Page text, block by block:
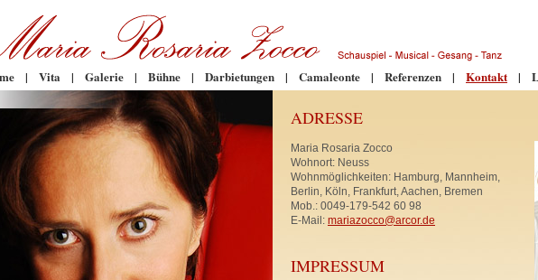
| Vita | Galerie | Bühne | Darbietungen | Camaleonte | Referenzen | Kontakt |
ADRESSE
Maria Rosaria Zocco
Wohnort: Neuss
Wohnmöglichkeiten: Hamburg, Mannheim,
Berlin, Köln, Frankfurt, Aachen, Bremen
Mob.: 0049-179-542 60 98
E-Mail: mariazocco@arcor.de
IMPRESSUM